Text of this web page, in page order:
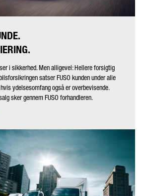
i sikkerhed. Men alligevel: Hellere forsigtig
satser FUSO kunden under alle
ydelsesomfang også er overbevisende.
sker gennem FUSO forhandleren.